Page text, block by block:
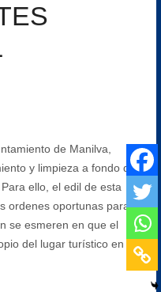
de Manilva,
y limpieza a fondo de
ello, el edil de esta
ordenes oportunas para
se esmeren en que el
del lugar turístico en el